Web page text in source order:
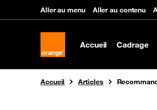
Aller au menu Aller au contenu
Accueil Cadrage
Vous êtes ici
Accueil Articles